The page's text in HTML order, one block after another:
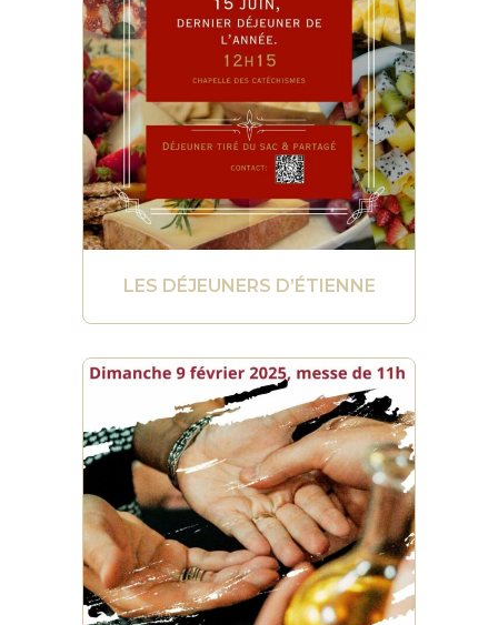
LES DÉJEUNERS D’ÉTIENNE